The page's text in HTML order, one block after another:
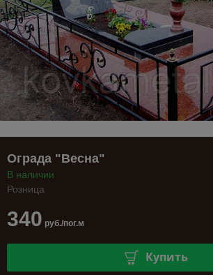
Ограда "Весна"
В наличии
Розница
340 руб./пог.м
Купить